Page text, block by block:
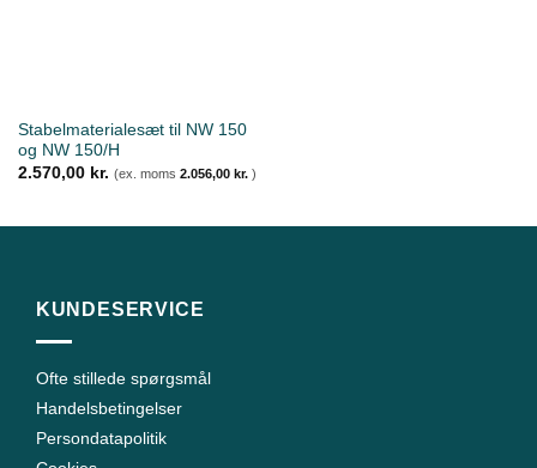
Stabelmaterialesæt til NW 150
og NW 150/H
2.570,00 kr. (ex. moms 2.056,00 kr. )
KUNDESERVICE
Ofte stillede spørgsmål
Handelsbetingelser
Persondatapolitik